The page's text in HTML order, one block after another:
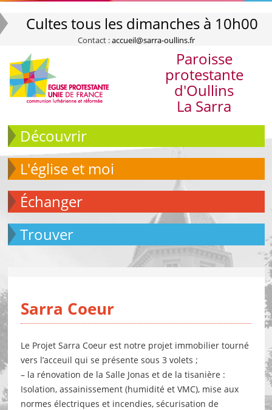
Cultes tous les dimanches à 10h00
Contact :accueil@sarra-oullins.fr
Paroisse
protestante
d'Oullins
La Sarra
Découvrir
L'église et moi
échanger
Trouver
Sarra Coeur
Le Projet Sarra Coeur est notre projet immobilier tourné
vers l’acceuil qui se présente sous 3 volets ;
– la rénovation de la Salle Jonas et de la tisanière :
Isolation, assainissement (humidité et VMC), mise aux
normes électriques et incendies, sécurisation de